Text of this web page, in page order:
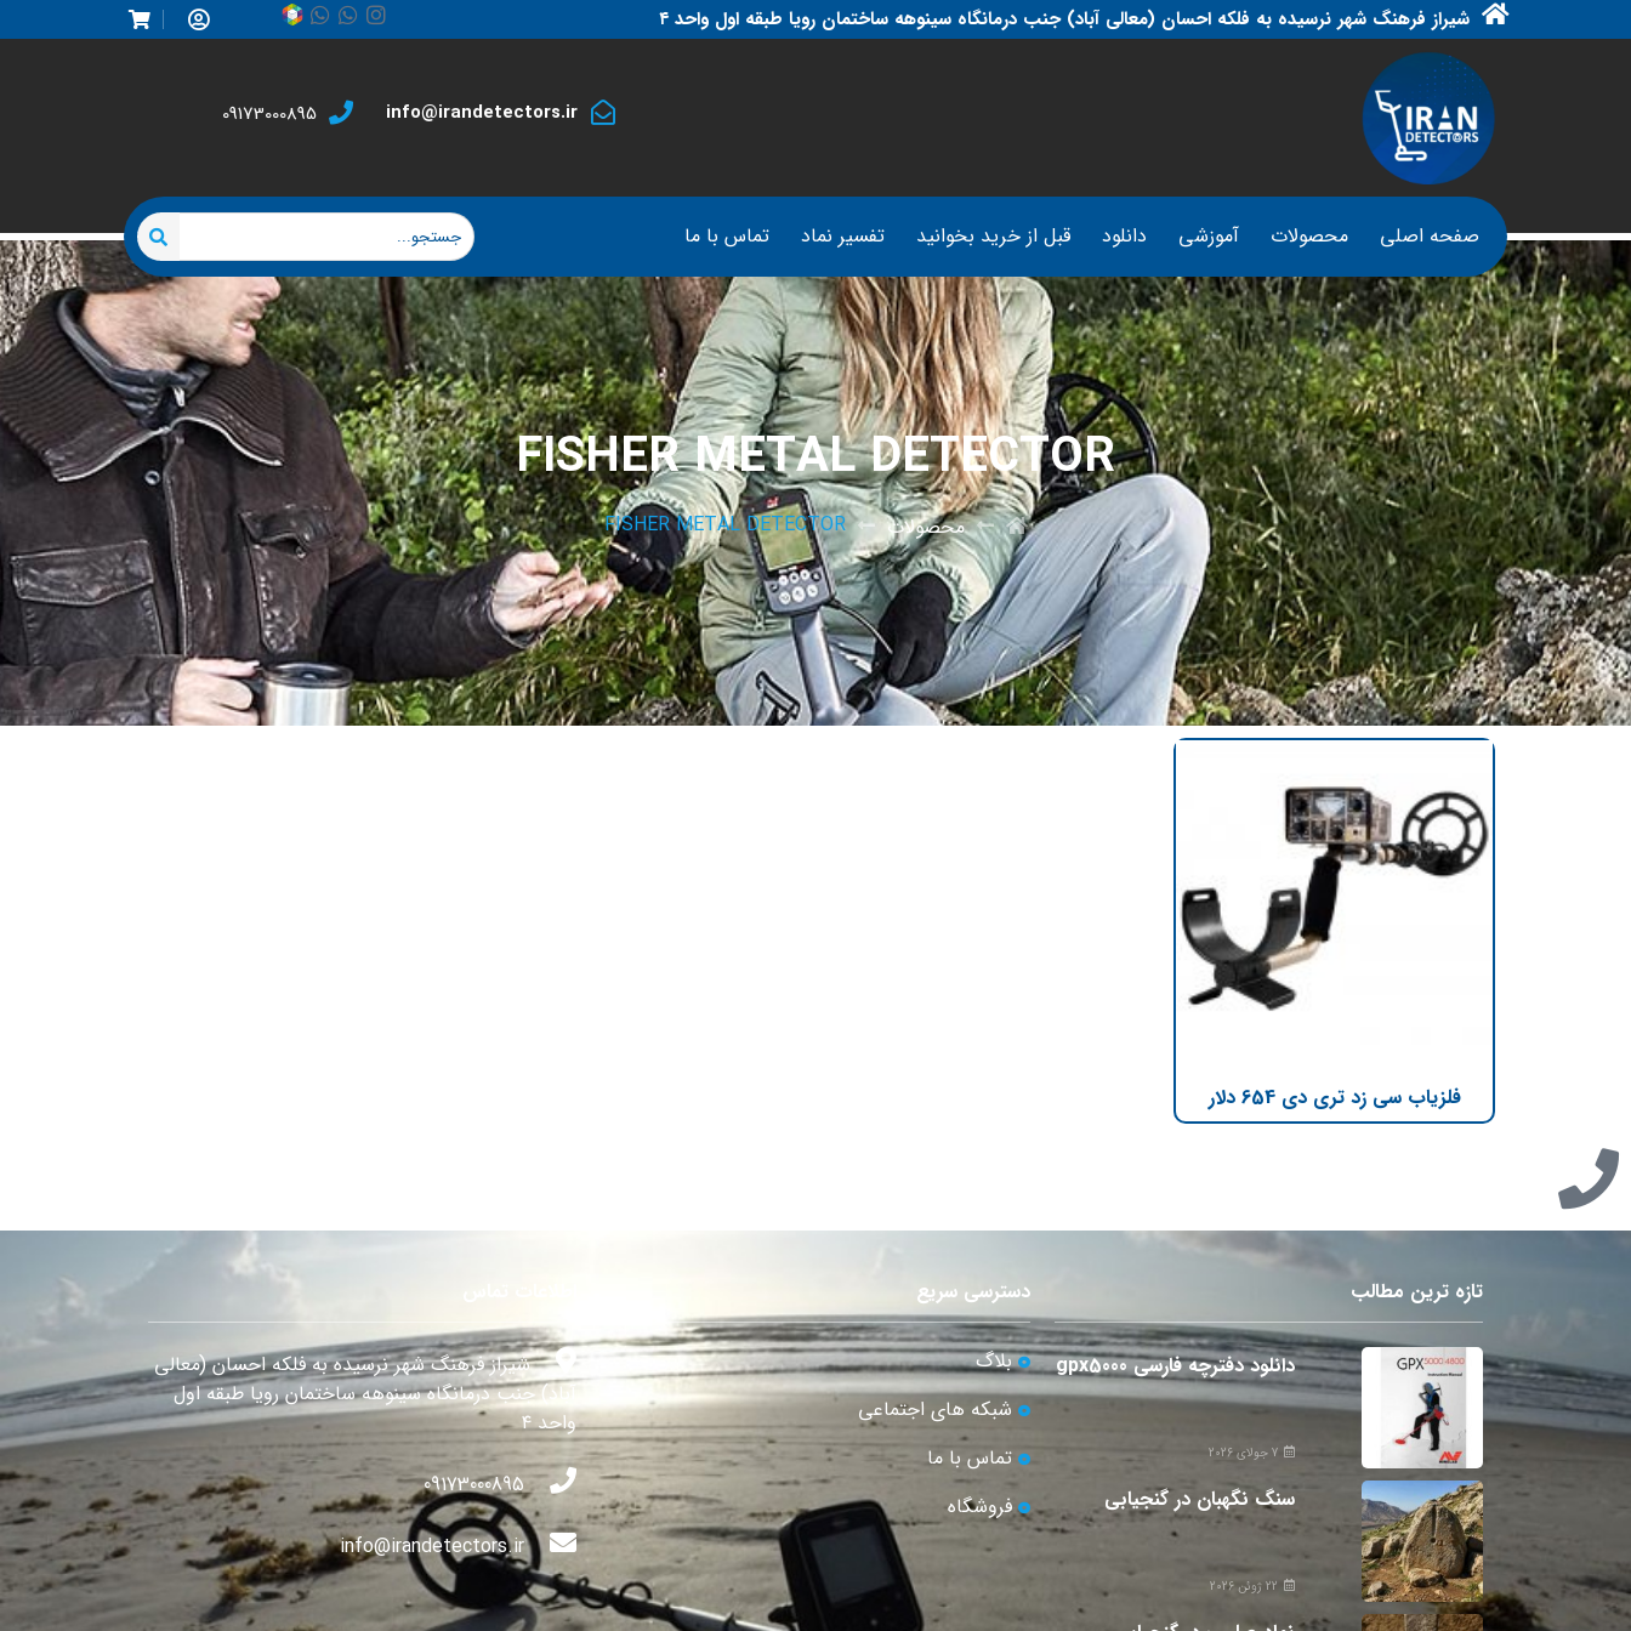
شیراز فرهنگ شهر نرسیده به فلکه احسان (معالی آباد) جنب درمانگاه سینوهه ساختمان رویا طبقه اول واحد ۴
info@irandetectors.ir
09173000895
صفحه اصلی محصولات آموزشی دانلود قبل از خرید بخوانید تفسیر نماد تماس با ما
FISHER METAL DETECTOR
محصولات FISHER METAL DETECTOR
فلزیاب سی زد تری دی 654 دلار
تازه ترین مطالب
دانلود دفترچه فارسی gpx5000
7 جولای 2026
سنگ نگهبان در گنجیابی
22 ژوئن 2026
دسترسی سریع
بلاگ
شبکه های اجتماعی
تماس با ما
فروشگاه
شیراز فرهنگ شهر نرسیده به فلکه احسان (معالی
آباد) جنب درمانگاه سینوهه ساختمان رویا طبقه اول
واحد ۴
09173000895
info@irandetectors.ir